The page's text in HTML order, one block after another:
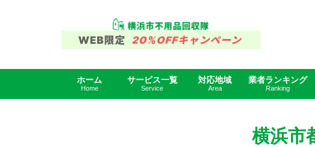
ホーム
Home
サービス一覧
Service
対応地域
Area
業者ランキング
Ranking
HOME 回収事例 神奈川県 神奈川県横浜市都筑区の不
横浜市